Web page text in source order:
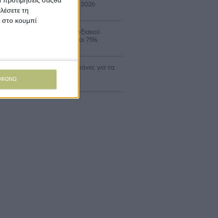
τη
στο κουμπί
ΕΦΚ πετρελαίου 2026
ο νέος κύκλος Αναπτυξιακού
με επιδότηση έως και 75%
επιλέξιμες οι δαπάνες για τα
Σχέδια Βελτίωσης